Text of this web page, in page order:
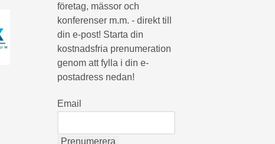
företag, mässor och
konferenser m.m. - direkt till
din e-post! Starta din
kostnadsfria prenumeration
genom att fylla i din e-
postadress nedan!
Email